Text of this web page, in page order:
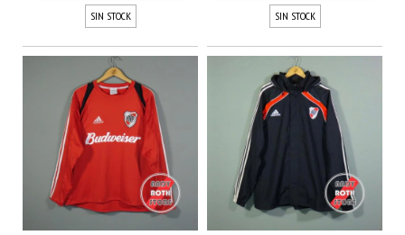
SIN STOCK SIN STOCK